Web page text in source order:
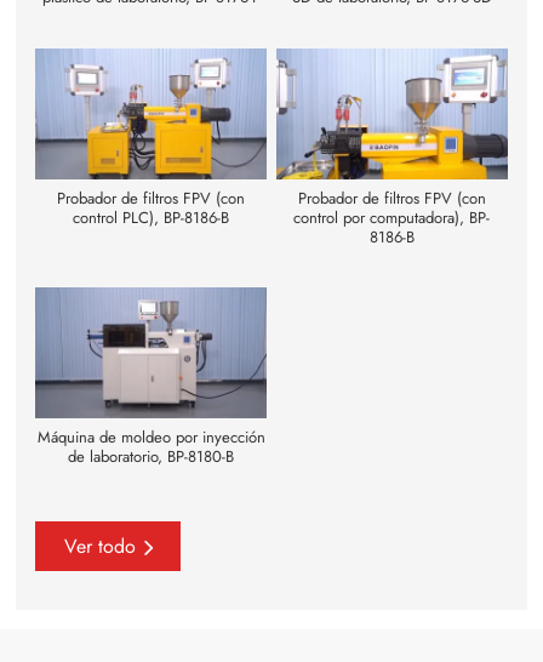
Probador de filtros FPV (con
control PLC), BP-8186-B
Probador de filtros FPV (con
control por computadora), BP-
8186-B
Máquina de moldeo por inyección
de laboratorio, BP-8180-B
Ver todo